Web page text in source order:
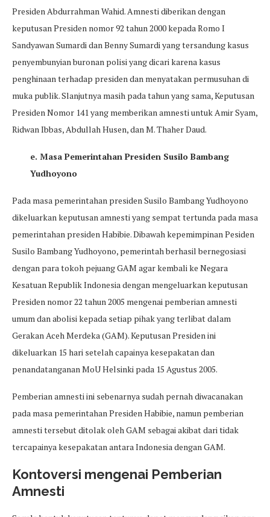
Presiden Abdurrahman Wahid. Amnesti diberikan dengan
keputusan Presiden nomor 92 tahun 2000 kepada Romo I
Sandyawan Sumardi dan Benny Sumardi yang tersandung kasus
penyembunyian buronan polisi yang dicari karena kasus
penghinaan terhadap presiden dan menyatakan permusuhan di
muka publik. Slanjutnya masih pada tahun yang sama, Keputusan
Presiden Nomor 141 yang memberikan amnesti untuk Amir Syam,
Ridwan Ibbas, Abdullah Husen, dan M. Thaher Daud.
e. Masa Pemerintahan Presiden Susilo Bambang
Yudhoyono
Pada masa pemerintahan presiden Susilo Bambang Yudhoyono
dikeluarkan keputusan amnesti yang sempat tertunda pada masa
pemerintahan presiden Habibie. Dibawah kepemimpinan Pesiden
Susilo Bambang Yudhoyono, pemerintah berhasil bernegosiasi
dengan para tokoh pejuang GAM agar kembali ke Negara
Kesatuan Republik Indonesia dengan mengeluarkan keputusan
Presiden nomor 22 tahun 2005 mengenai pemberian amnesti
umum dan abolisi kepada setiap pihak yang terlibat dalam
Gerakan Aceh Merdeka (GAM). Keputusan Presiden ini
dikeluarkan 15 hari setelah capainya kesepakatan dan
penandatanganan MoU Helsinki pada 15 Agustus 2005.
Pemberian amnesti ini sebenarnya sudah pernah diwacanakan
pada masa pemerintahan Presiden Habibie, namun pemberian
amnesti tersebut ditolak oleh GAM sebagai akibat dari tidak
tercapainya kesepakatan antara Indonesia dengan GAM.
Kontoversi mengenai Pemberian
Amnesti